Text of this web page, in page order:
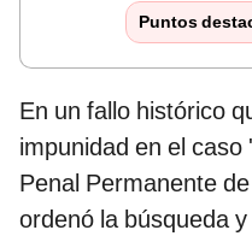
Puntos
En un fallo histórico
impunidad en el
Penal Permanente
ordenó la búsqueda